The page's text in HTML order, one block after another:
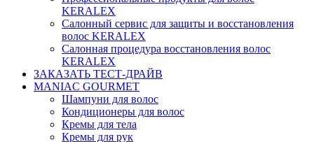
KERALEX
Салонный сервис для защиты и восстановления
волос KERALEX
Салонная процедура восстановления волос
KERALEX
ЗАКАЗАТЬ ТЕСТ-ДРАЙВ
MANIAC GOURMET
Шампуни для волос
Кондиционеры для волос
Кремы для тела
Кремы для рук